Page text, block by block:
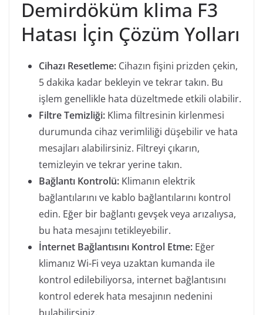
Demirdöküm klima F3
Hatası İçin Çözüm Yolları
Cihazı Resetleme: Cihazın fişini prizden çekin,
5 dakika kadar bekleyin ve tekrar takın. Bu
işlem genellikle hata düzeltmede etkili olabilir.
Filtre Temizliği: Klima filtresinin kirlenmesi
durumunda cihaz verimliliği düşebilir ve hata
mesajları alabilirsiniz. Filtreyi çıkarın,
temizleyin ve tekrar yerine takın.
Bağlantı Kontrolü: Klimanın elektrik
bağlantılarını ve kablo bağlantılarını kontrol
edin. Eğer bir bağlantı gevşek veya arızalıysa,
bu hata mesajını tetikleyebilir.
İnternet Bağlantısını Kontrol Etme: Eğer
klimanız Wi-Fi veya uzaktan kumanda ile
kontrol edilebiliyorsa, internet bağlantısını
kontrol ederek hata mesajının nedenini
bulabilirsiniz.